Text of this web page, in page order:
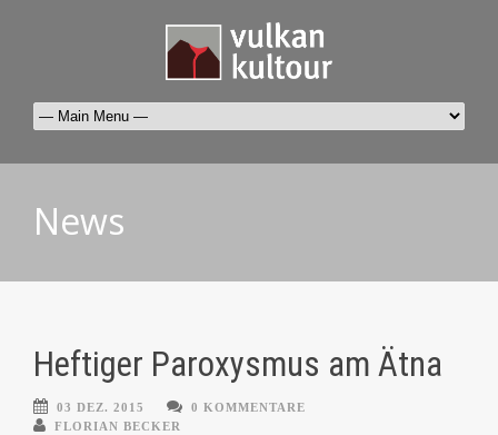
News
Heftiger Paroxysmus am Ätna
03 DEZ. 2015
0 KOMMENTARE
FLORIAN BECKER